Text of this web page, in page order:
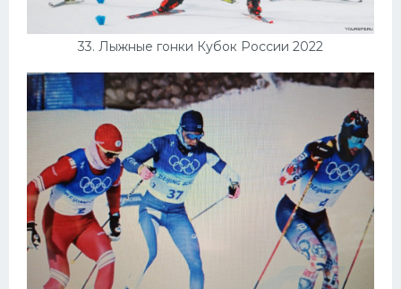
33. Лыжные гонки Кубок России 2022